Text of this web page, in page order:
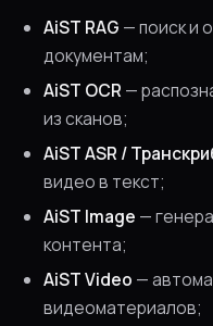
AiST RAG — поиск и
документам;
AiST OCR —
из сканов;
AiST ASR /
видео в текст;
AiST Image —
контента;
AiST Video —
видеоматериалов;